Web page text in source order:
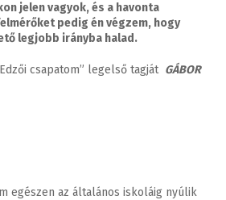
jelen vagyok, és a havonta
pedig én végzem, hogy
legjobb irányba halad.
csapatom” legelső tagját GÁBOR
egészen az általános iskoláig nyúlik